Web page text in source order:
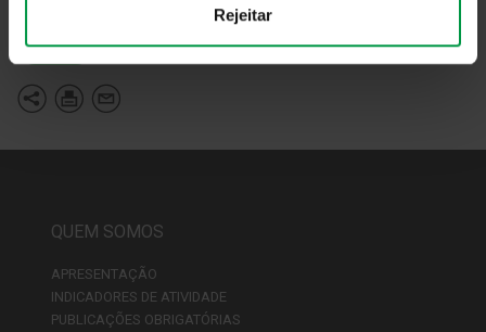
Rejeitar
Voltar
QUEM SOMOS
APRESENTAÇÃO
INDICADORES DE ATIVIDADE
PUBLICAÇÕES OBRIGATÓRIAS